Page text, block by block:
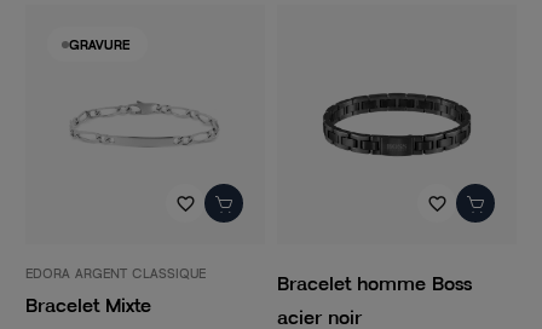
GRAVURE
favorite_border
EDORA ARGENT CLASSIQUE
Bracelet Mixte
favorite_border
Bracelet homme Boss
acier noir